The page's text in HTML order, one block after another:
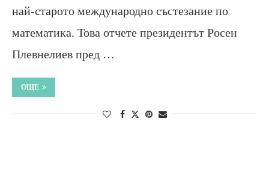
най-старото международно състезание по
математика. Това отчете президентът Росен
Плевнелиев пред …
ОЩЕ